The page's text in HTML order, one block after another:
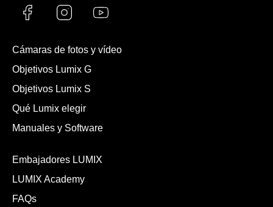
Cámaras de fotos y vídeo
Objetivos Lumix G
Objetivos Lumix S
Qué Lumix elegir
Manuales y Software
Embajadores LUMIX
LUMIX Academy
FAQs